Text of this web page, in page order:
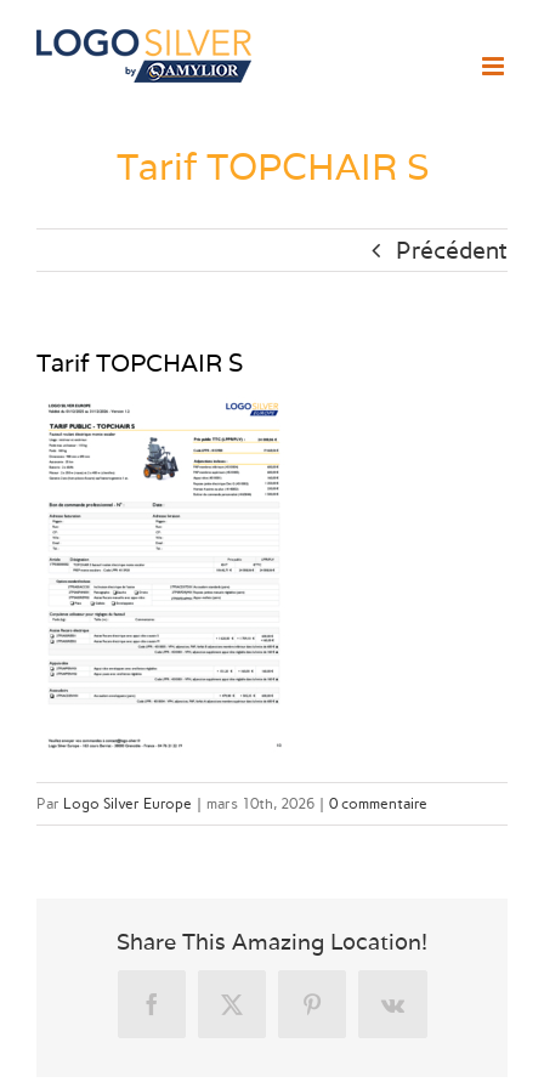
Passer
Tarif TOPCHAIR S
Précédent
Tarif TOPCHAIR S
Par Logo Silver Europe | mars 10th, 2026 | 0 commentaire
Share This Amazing Location!
FacebookX PinterestVk